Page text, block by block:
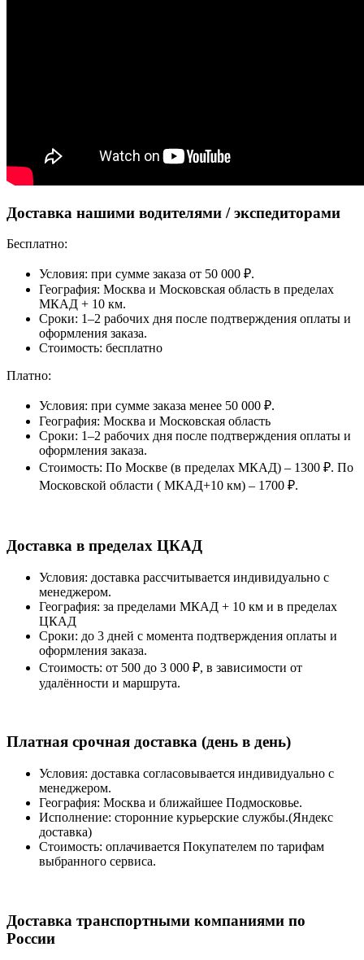
Доставка нашими водителями / экспедиторами
Бесплатно:
Условия: при сумме заказа от 50 000 ₽.
География: Москва и Московская область в пределах
МКАД + 10 км.
Сроки: 1–2 рабочих дня после подтверждения оплаты и
оформления заказа.
Стоимость: бесплатно
Платно:
Условия: при сумме заказа менее 50 000 ₽.
География: Москва и Московская область
Сроки: 1–2 рабочих дня после подтверждения оплаты и
оформления заказа.
Стоимость: По Москве (в пределах МКАД) – 1300 ₽. По
Московской области ( МКАД+10 км) – 1700 ₽.
Доставка в пределах ЦКАД
Условия: доставка рассчитывается индивидуально с
менеджером.
География: за пределами МКАД + 10 км и в пределах
ЦКАД
Сроки: до 3 дней с момента подтверждения оплаты и
оформления заказа.
Стоимость: от 500 до 3 000 ₽, в зависимости от
удалённости и маршрута.
Платная срочная доставка (день в день)
Условия: доставка согласовывается индивидуально с
менеджером.
География: Москва и ближайшее Подмосковье.
Исполнение: сторонние курьерские службы.(Яндекс
доставка)
Стоимость: оплачивается Покупателем по тарифам
выбранного сервиса.
Доставка транспортными компаниями по
России